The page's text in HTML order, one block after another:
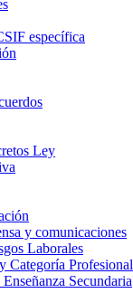
específica
Ley
y comunicaciones
Laborales
Categoría Profesional
Secundaria